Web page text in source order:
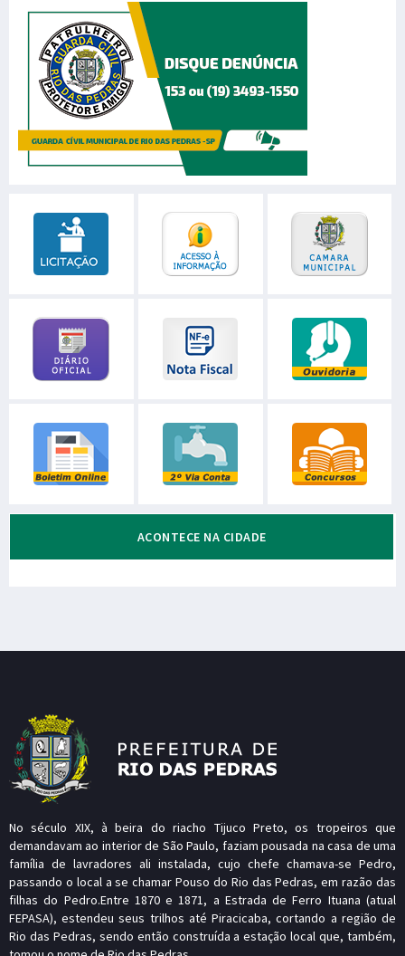
ACONTECE NA CIDADE
No século XIX, à beira do riacho Tijuco Preto, os tropeiros que
demandavam ao interior de São Paulo, faziam pousada na casa de uma
família de lavradores ali instalada, cujo chefe chamava-se Pedro,
passando o local a se chamar Pouso do Rio das Pedras, em razão das
filhas do Pedro.Entre 1870 e 1871, a Estrada de Ferro Ituana (atual
FEPASA), estendeu seus trilhos até Piracicaba, cortando a região de
Rio das Pedras, sendo então construída a estação local que, também,